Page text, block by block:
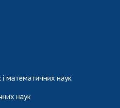
і математичних наук
наук